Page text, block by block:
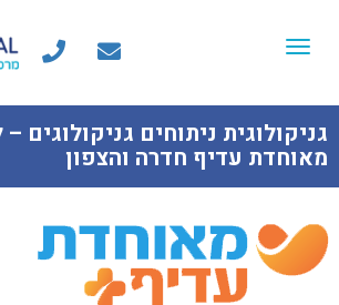
Toggle
גניקולוגית ניתוחים גניקולוגים
מאוחדת עדיף חדרה והצפון